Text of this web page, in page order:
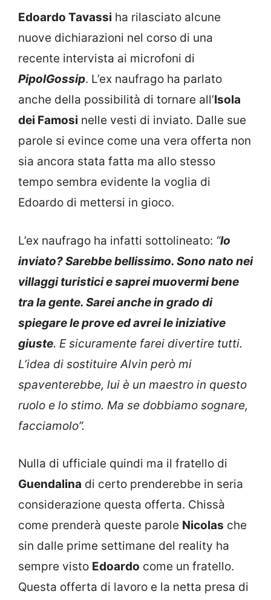
Edoardo Tavassi ha rilasciato alcune
nuove dichiarazioni nel corso di una
recente intervista ai microfoni di
PipolGossip. L’ex naufrago ha parlato
anche della possibilità di tornare all’Isola
dei Famosi nelle vesti di inviato. Dalle sue
parole si evince come una vera offerta non
sia ancora stata fatta ma allo stesso
tempo sembra evidente la voglia di
Edoardo di mettersi in gioco.
L’ex naufrago ha infatti sottolineato: “Io
inviato? Sarebbe bellissimo. Sono nato nei
villaggi turistici e saprei muovermi bene
tra la gente. Sarei anche in grado di
spiegare le prove ed avrei le iniziative
giuste. E sicuramente farei divertire tutti.
L’idea di sostituire Alvin però mi
spaventerebbe, lui è un maestro in questo
ruolo e lo stimo. Ma se dobbiamo sognare,
facciamolo”.
Nulla di ufficiale quindi ma il fratello di
Guendalina di certo prenderebbe in seria
considerazione questa offerta. Chissà
come prenderà queste parole Nicolas che
sin dalle prime settimane del reality ha
sempre visto Edoardo come un fratello.
Questa offerta di lavoro e la netta presa di